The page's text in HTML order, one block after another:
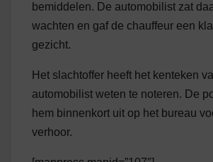
bemiddelen. De automobilist zat
wachten en gaf de chauffeur een
gezicht.
Het slachtoffer heeft het kenteken
automobilist weten te noteren. De
hem binnenkort uit op het bureau
verhoor.